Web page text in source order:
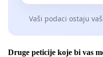
Vaši podaci ostaju
Druge peticije koje bi vas